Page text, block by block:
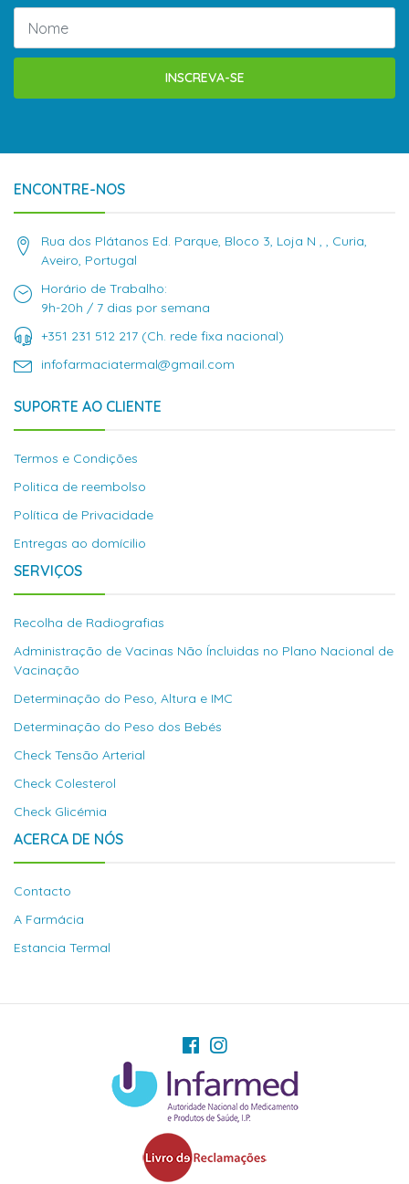
INSCREVA-SE
ENCONTRE-NOS
Rua dos Plátanos Ed. Parque, Bloco 3, Loja N , , Curia,
Aveiro, Portugal
Horário de Trabalho:
9h-20h / 7 dias por semana
+351 231 512 217 (Ch. rede fixa nacional)
infofarmaciatermal@gmail.com
SUPORTE AO CLIENTE
Termos e Condições
Politica de reembolso
Política de Privacidade
Entregas ao domícilio
SERVIÇOS
Recolha de Radiografias
Administração de Vacinas Não Íncluidas no Plano Nacional de
Vacinação
Determinação do Peso, Altura e IMC
Determinação do Peso dos Bebés
Check Tensão Arterial
Check Colesterol
Check Glicémia
ACERCA DE NÓS
Contacto
A Farmácia
Estancia Termal